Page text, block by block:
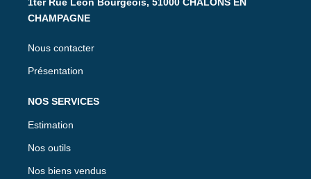
CHAMPAGNE
Nous contacter
Présentation
NOS SERVICES
Estimation
Nos outils
Nos biens vendus